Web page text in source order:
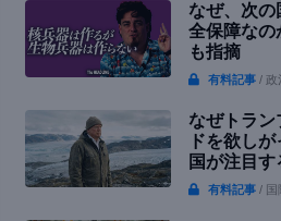
なぜ、次の
全保障なの
も指摘
有料記事 / 政
なぜトラン
ドを欲し
国が注目す
有料記事 / 国